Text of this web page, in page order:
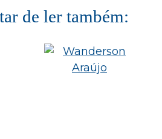
de ler também: